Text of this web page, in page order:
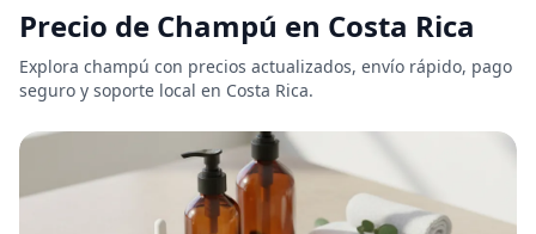
Precio de Champú en Costa Rica
Explora champú con precios actualizados, envío rápido, pago
seguro y soporte local en Costa Rica.